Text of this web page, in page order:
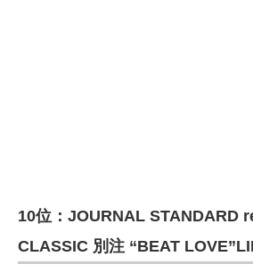
建設×テクノロジーの最前線
ちょっと気になるネットの話題
10位：JOURNAL STANDARD
CLASSIC 別注 “BEAT